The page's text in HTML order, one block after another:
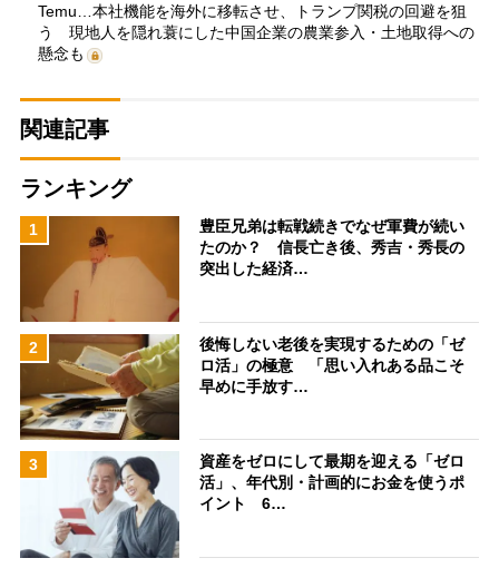
Temu…本社機能を海外に移転させ、トランプ関税の回避を狙
う 現地人を隠れ蓑にした中国企業の農業参入・土地取得への
懸念も
関連記事
ランキング
1
豊臣兄弟は転戦続きでなぜ軍費が続い
たのか？ 信長亡き後、秀吉・秀長の
突出した経済…
2
後悔しない老後を実現するための「ゼ
ロ活」の極意 「思い入れある品こそ
早めに手放す…
3
資産をゼロにして最期を迎える「ゼロ
活」、年代別・計画的にお金を使うポ
イント 6…